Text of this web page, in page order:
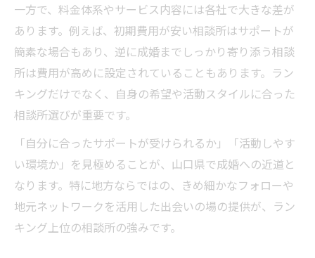
一方で、料金体系やサービス内容には各社で大きな差が
あります。例えば、初期費用が安い相談所はサポートが
簡素な場合もあり、逆に成婚までしっかり寄り添う相談
所は費用が高めに設定されていることもあります。ラン
キングだけでなく、自身の希望や活動スタイルに合った
相談所選びが重要です。
「自分に合ったサポートが受けられるか」「活動しやす
い環境か」を見極めることが、山口県で成婚への近道と
なります。特に地方ならではの、きめ細かなフォローや
地元ネットワークを活用した出会いの場の提供が、ラン
キング上位の相談所の強みです。